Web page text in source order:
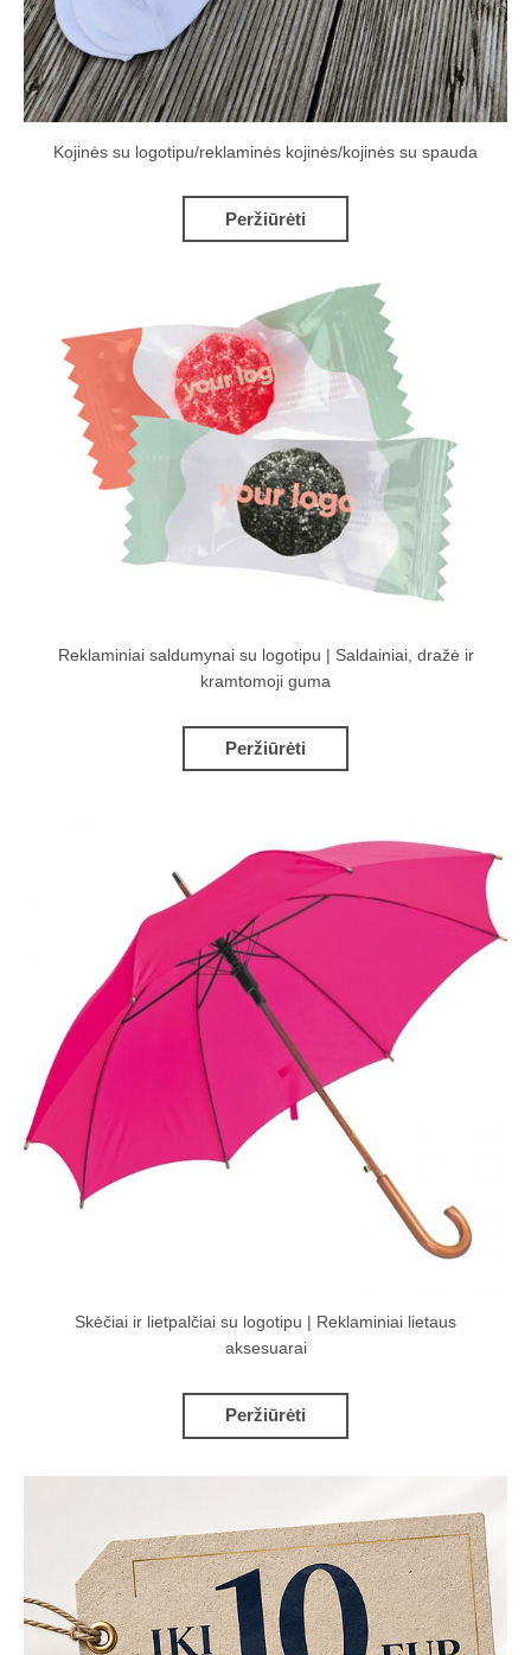
Kojinės su logotipu/reklaminės kojinės/kojinės su spauda
Peržiūrėti
Reklaminiai saldumynai su logotipu | Saldainiai, dražė ir
kramtomoji guma
Peržiūrėti
Skėčiai ir lietpalčiai su logotipu | Reklaminiai lietaus
aksesuarai
Peržiūrėti